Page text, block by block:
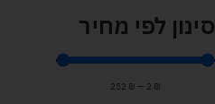
סינון לפי מחיר
₪
2
—
₪
252